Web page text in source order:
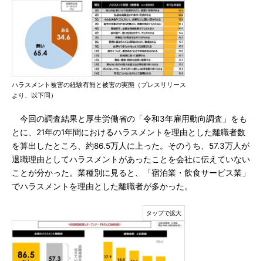
ハラスメント被害の経験有無と被害の実態（プレスリリース
より、以下同）
今回の調査結果と厚生労働省の「令和3年雇用動向調査」をも
とに、21年の1年間におけるハラスメントを理由とした離職者数
を算出したところ、約86.5万人に上った。そのうち、57.3万人が
退職理由としてハラスメントがあったことを会社に伝えていない
ことが分かった。業種別に見ると、「宿泊業・飲食サービス業」
でハラスメントを理由とした離職者が多かった。